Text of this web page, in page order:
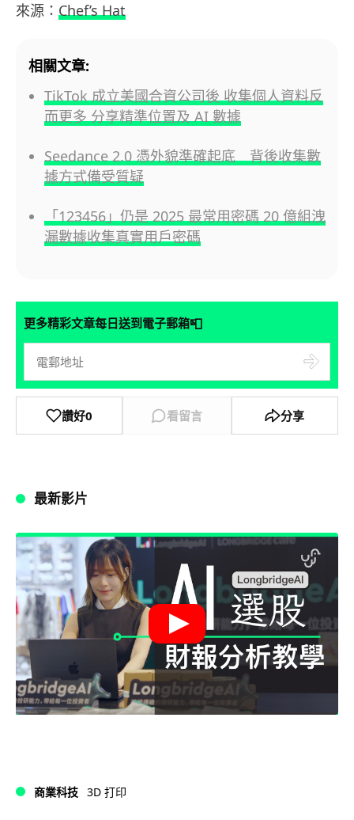
來源： Chef’s Hat
相關文章:
TikTok 成立美國合資公司後 收集個人資料反
而更多 分享精準位置及 AI 數據
Seedance 2.0 憑外貌準確起底 背後收集數
據方式備受質疑
「123456」仍是 2025 最常用密碼 20 億組洩
漏數據收集真實用戶密碼
更多精彩文章每日送到電子郵箱📮
讚好0 看留言 分享
最新影片
商業科技 3D 打印